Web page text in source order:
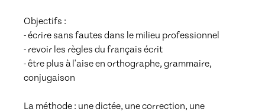
Objectifs :
- écrire sans fautes dans le milieu professionnel
- revoir les règles du français écrit
- être plus à l'aise en orthographe, grammaire,
conjugaison
La méthode : une dictée, une correction, une